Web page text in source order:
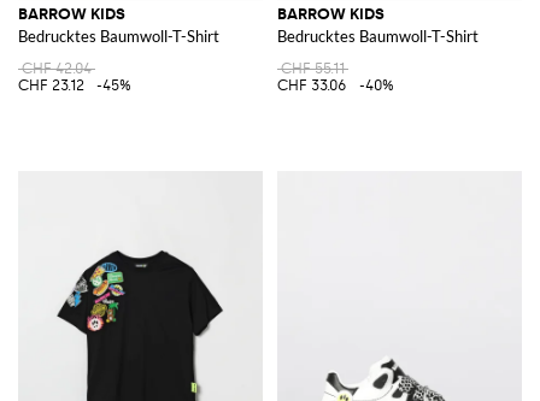
BARROW KIDS
Bedrucktes Baumwoll-T-Shirt
CHF 42.04
CHF 23.12
-45%
BARROW KIDS
Bedrucktes Baumwoll-T-Shirt
CHF 55.11
CHF 33.06
-40%